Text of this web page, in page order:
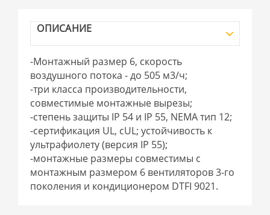
ОПИСАНИЕ
-Монтажный размер 6, скорость
воздушного потока - до 505 м3/ч;
-три класса производительности,
совместимые монтажные вырезы;
-степень защиты IP 54 и IP 55, NEMA тип 12;
-сертификация UL, cUL; устойчивость к
ультрафиолету (версия IP 55);
-монтажные размеры совместимы с
монтажным размером 6 вентиляторов 3-го
поколения и кондиционером DTFI 9021.